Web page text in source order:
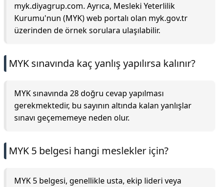
myk.diyagrup.com. Ayrıca, Mesleki Yeterlilik
Kurumu'nun (MYK) web portalı olan myk.gov.tr
üzerinden de örnek sorulara ulaşılabilir.
MYK sınavında kaç yanlış yapılırsa kalınır?
MYK sınavında 28 doğru cevap yapılması
gerekmektedir, bu sayının altında kalan yanlışlar
sınavı geçememeye neden olur.
MYK 5 belgesi hangi meslekler için?
MYK 5 belgesi, genellikle usta, ekip lideri veya